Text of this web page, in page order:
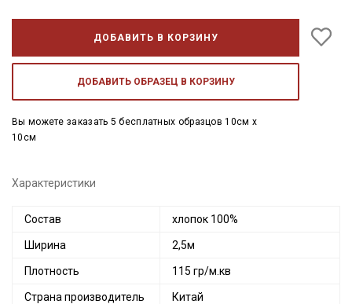
ДОБАВИТЬ В КОРЗИНУ
ДОБАВИТЬ ОБРАЗЕЦ В КОРЗИНУ
Вы можете заказать 5 бесплатных образцов 10см x
10см
Характеристики
Состав хлопок 100%
Ширина 2,5м
Плотность 115 гр/м.кв
Страна производитель Китай